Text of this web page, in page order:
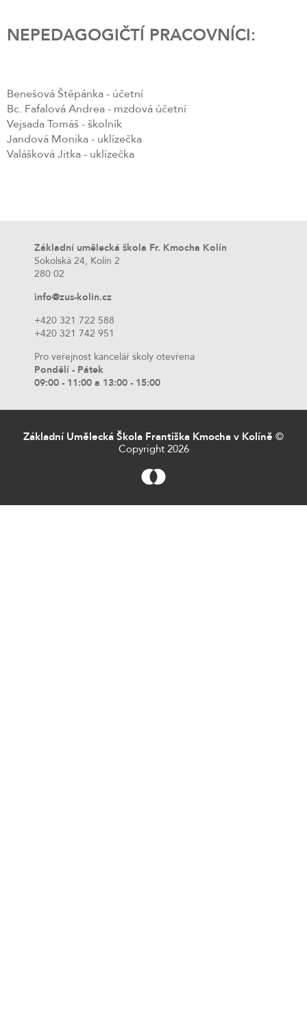
NEPEDAGOGIČTÍ PRACOVNÍCI:
Benešová Štěpánka - účetní
Bc. Fafalová Andrea - mzdová účetní
Vejsada Tomáš - školník
Jandová Monika - uklízečka
Valášková Jitka - uklízečka
Základní umělecká škola Fr. Kmocha Kolín
Sokolská 24, Kolín 2
280 02
info@zus-kolin.cz
+420 321 722 588
+420 321 742 951
Pro veřejnost kancelář školy otevřena
Pondělí - Pátek
09:00 - 11:00 a 13:00 - 15:00
Základní Umělecká Škola Františka Kmocha v Kolíně ©
Copyright 2026